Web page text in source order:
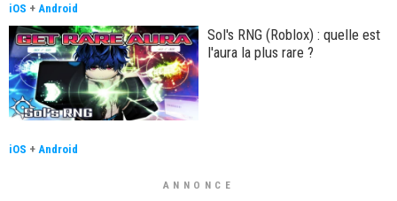
iOS + Android
Sol's RNG (Roblox) : quelle est
l'aura la plus rare ?
iOS + Android
ANNONCE